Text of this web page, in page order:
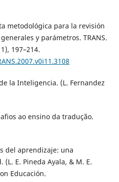
metodológica para la revisión
y parámetros. TRANS.
197–214.
la Inteligencia. (L. Fernandez
ao ensino da tradução.
del aprendizaje: una
E. Pineda Ayala, & M. E.
Educación.